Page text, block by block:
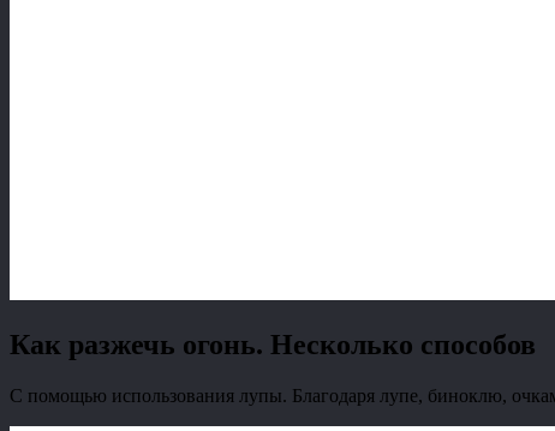
Как разжечь огонь. Несколько способов
С помощью использования лупы. Благодаря лупе, биноклю,